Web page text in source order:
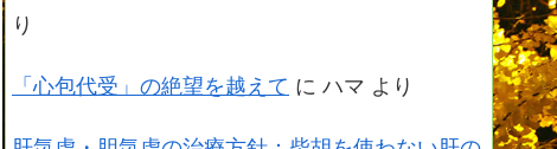
り
「心包代受」の絶望を越えて に ハマ より